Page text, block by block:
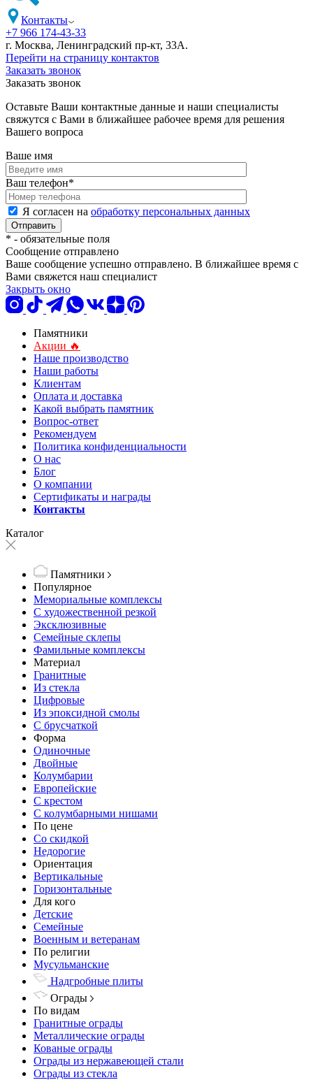
Контакты
+7 966 174-43-33
г. Москва, Ленинградский пр-кт, 33А.
Перейти на страницу контактов
Заказать звонок
Заказать звонок
Оставьте Ваши контактные данные и наши специалисты
свяжутся с Вами в ближайшее рабочее время для решения
Вашего вопроса
Ваше имя
Ваш телефон*
Я согласен на обработку персональных данных
* - обязательные поля
Сообщение отправлено
Ваше сообщение успешно отправлено. В ближайшее время с
Вами свяжется наш специалист
Закрыть окно
Памятники
Акции 🔥
Наше производство
Наши работы
Клиентам
Оплата и доставка
Какой выбрать памятник
Вопрос-ответ
Рекомендуем
Политика конфиденциальности
О нас
Блог
О компании
Сертификаты и награды
Контакты
Каталог
Памятники
Популярное
Мемориальные комплексы
С художественной резкой
Эксклюзивные
Семейные склепы
Фамильные комплексы
Материал
Гранитные
Из стекла
Цифровые
Из эпоксидной смолы
С брусчаткой
Форма
Одиночные
Двойные
Колумбарии
Европейские
С крестом
С колумбарными нишами
По цене
Со скидкой
Недорогие
Ориентация
Вертикальные
Горизонтальные
Для кого
Детские
Семейные
Военным и ветеранам
По религии
Мусульманские
Надгробные плиты
Ограды
По видам
Гранитные ограды
Металлические ограды
Кованые ограды
Ограды из нержавеющей стали
Ограды из стекла